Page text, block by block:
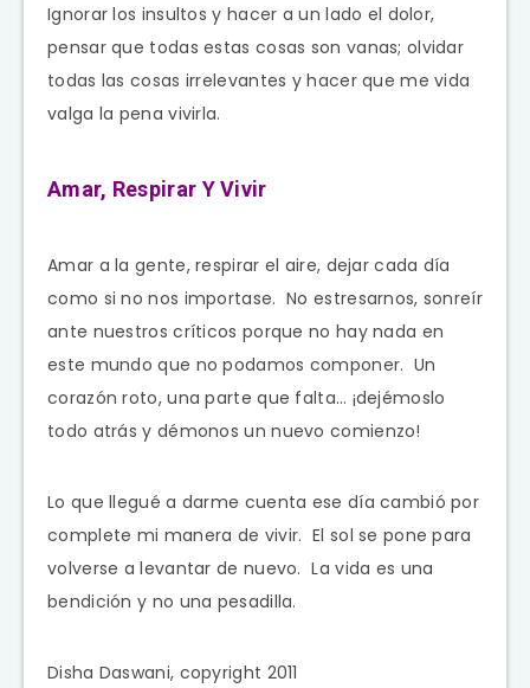
Ignorar los insultos y hacer a un lado el dolor,
pensar que todas estas cosas son vanas; olvidar
todas las cosas irrelevantes y hacer que me vida
valga la pena vivirla.
Amar, Respirar Y Vivir
Amar a la gente, respirar el aire, dejar cada día
como si no nos importase. No estresarnos, sonreír
ante nuestros críticos porque no hay nada en
este mundo que no podamos componer. Un
corazón roto, una parte que falta… ¡dejémoslo
todo atrás y démonos un nuevo comienzo!
Lo que llegué a darme cuenta ese día cambió por
complete mi manera de vivir. El sol se pone para
volverse a levantar de nuevo. La vida es una
bendición y no una pesadilla.
Disha Daswani, copyright 2011